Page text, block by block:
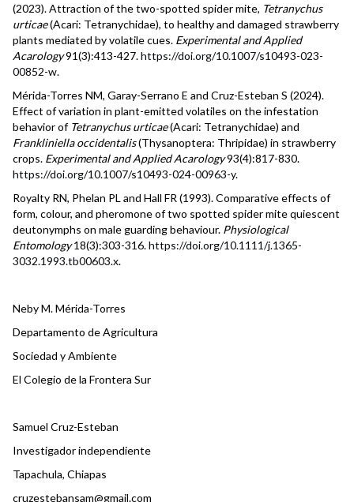
(2023). Attraction of the two-spotted spider mite, Tetranychus
urticae(Acari: Tetranychidae), to healthy and damaged strawberry
plants mediated by volatile cues. Experimental and Applied
Acarology91(3):413-427.https://doi.org/10.1007/s10493-023-
00852-w.
Mérida-Torres NM, Garay-Serrano E and Cruz-Esteban S (2024).
Effect of variation in plant-emitted volatiles on the infestation
behavior of Tetranychus urticae(Acari: Tetranychidae) and
Frankliniella occidentalis(Thysanoptera: Thripidae) in strawberry
crops. Experimental and Applied Acarology93(4):817-830.
https://doi.org/10.1007/s10493-024-00963-y.
Royalty RN, Phelan PL and Hall FR (1993). Comparative effects of
form, colour, and pheromone of two spotted spider mite quiescent
deutonymphs on male guarding behaviour. Physiological
Entomology18(3):303-316.https://doi.org/10.1111/j.1365-
3032.1993.tb00603.x.
Neby M. Mérida-Torres
Departamento de Agricultura
Sociedad y Ambiente
El Colegio de la Frontera Sur
Samuel Cruz-Esteban
Investigador independiente
Tapachula, Chiapas
cruzestebansam@gmail.com